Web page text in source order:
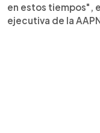
en estos tiempos",
ejecutiva de la